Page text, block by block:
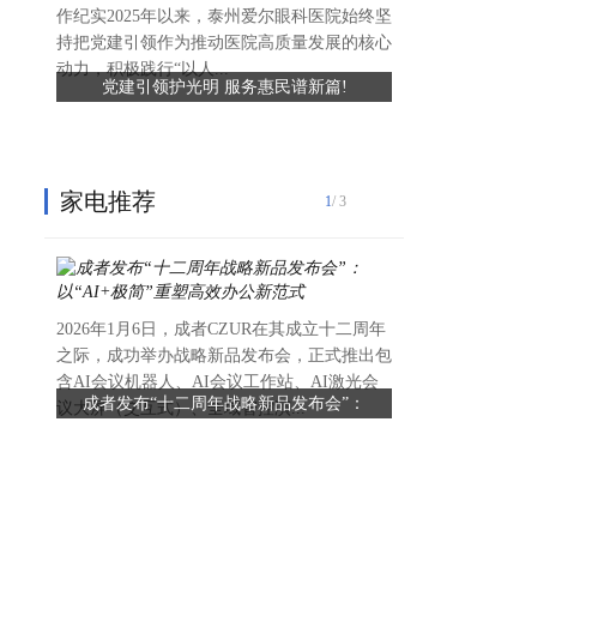
党建引领护光明 服务惠民谱新篇!
作纪实2025年以来，泰州爱尔眼科医院始终坚
持把党建引领作为推动医院高质量发展的核心
动力，积极践行“以人...
家电推荐
成者发布“十二周年战略新品发布会”：
2026年1月6日，成者CZUR在其成立十二周年
之际，成功举办战略新品发布会，正式推出包
含AI会议机器人、AI会议工作站、AI激光会
议大屏（交互式）、全域智控演...
1/ 3